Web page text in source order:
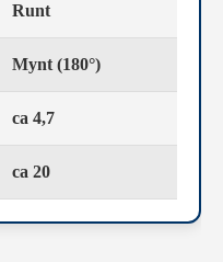
Runt
Mynt (180°)
ca 4,7
ca 20